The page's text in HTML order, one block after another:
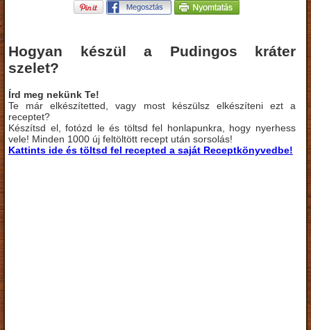
Hogyan készül a Pudingos kráter
szelet?
Írd meg nekünk Te!
Te már elkészítetted, vagy most készülsz elkészíteni ezt a
receptet?
Készítsd el, fotózd le és töltsd fel honlapunkra, hogy nyerhess
vele! Minden 1000 új feltöltött recept után sorsolás!
Kattints ide és töltsd fel recepted a saját Receptkönyvedbe!